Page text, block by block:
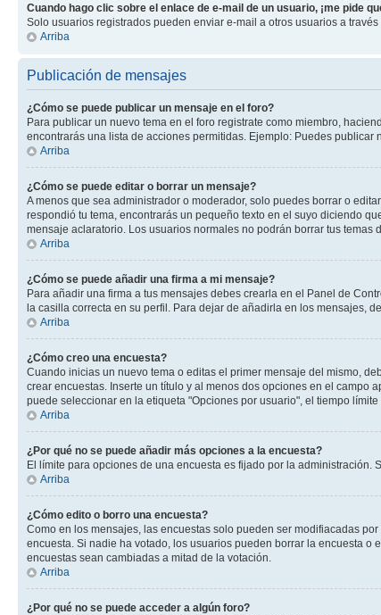
Cuando hago clic sobre el enlace de e-mail de un usuario, ¡me pide
Solo usuarios registrados pueden enviar e-mail a otros usuarios a
Arriba
Publicación de mensajes
¿Cómo se puede publicar un mensaje en el foro?
Para publicar un nuevo tema en el foro registrate como miembro,
encontrarás una lista de acciones permitidas. Ejemplo: Puedes publicar
Arriba
¿Cómo se puede editar o borrar un mensaje?
A menos que sea administrador o moderador, solo puedes borrar o
respondió tu tema, encontrarás un pequeño texto en el suyo diciendo
mensaje aclaratorio. Los usuarios normales no podrán borrar tus
Arriba
¿Cómo se puede añadir una firma a mi mensaje?
Para añadir una firma a tus mensajes debes crearla en el Panel de
la casilla correcta en su perfil. Para dejar de añadirla en los mensajes,
Arriba
¿Cómo creo una encuesta?
Cuando inicias un nuevo tema o editas el primer mensaje del mismo,
crear encuestas. Inserte un título y al menos dos opciones en el
puede seleccionar en la etiqueta "Opciones por usuario", el tiempo
Arriba
¿Por qué no se puede añadir más opciones a la encuesta?
El límite para opciones de una encuesta es fijado por la
Arriba
¿Cómo edito o borro una encuesta?
Como en los mensajes, las encuestas solo pueden ser modifiacadas
encuesta. Si nadie ha votado, los usuarios pueden borrar la encuesta
encuestas sean cambiadas a mitad de la votación.
Arriba
¿Por qué no se puede acceder a algún foro?